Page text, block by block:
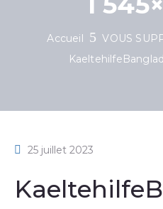
Accueil
VOUS
25 juillet 2023